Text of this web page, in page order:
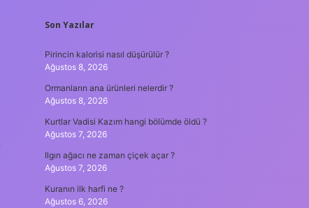
SIDEBAR
Son Yazılar
Pirincin kalorisi nasıl düşürülür ?
Ağustos 8, 2026
Ormanların ana ürünleri nelerdir ?
Ağustos 8, 2026
Kurtlar Vadisi Kazım hangi bölümde öldü ?
Ağustos 7, 2026
Ilgın ağacı ne zaman çiçek açar ?
Ağustos 7, 2026
Kuranın ilk harfi ne ?
Ağustos 6, 2026